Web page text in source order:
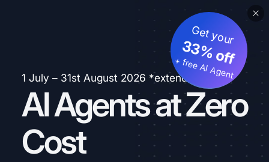
1 July – 31st August 2026 *extended
AI Agents at Zero
Cost
Get your
33% off
+ free AI Agent